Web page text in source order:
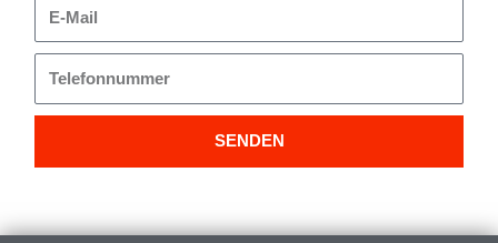
Mail
SENDEN